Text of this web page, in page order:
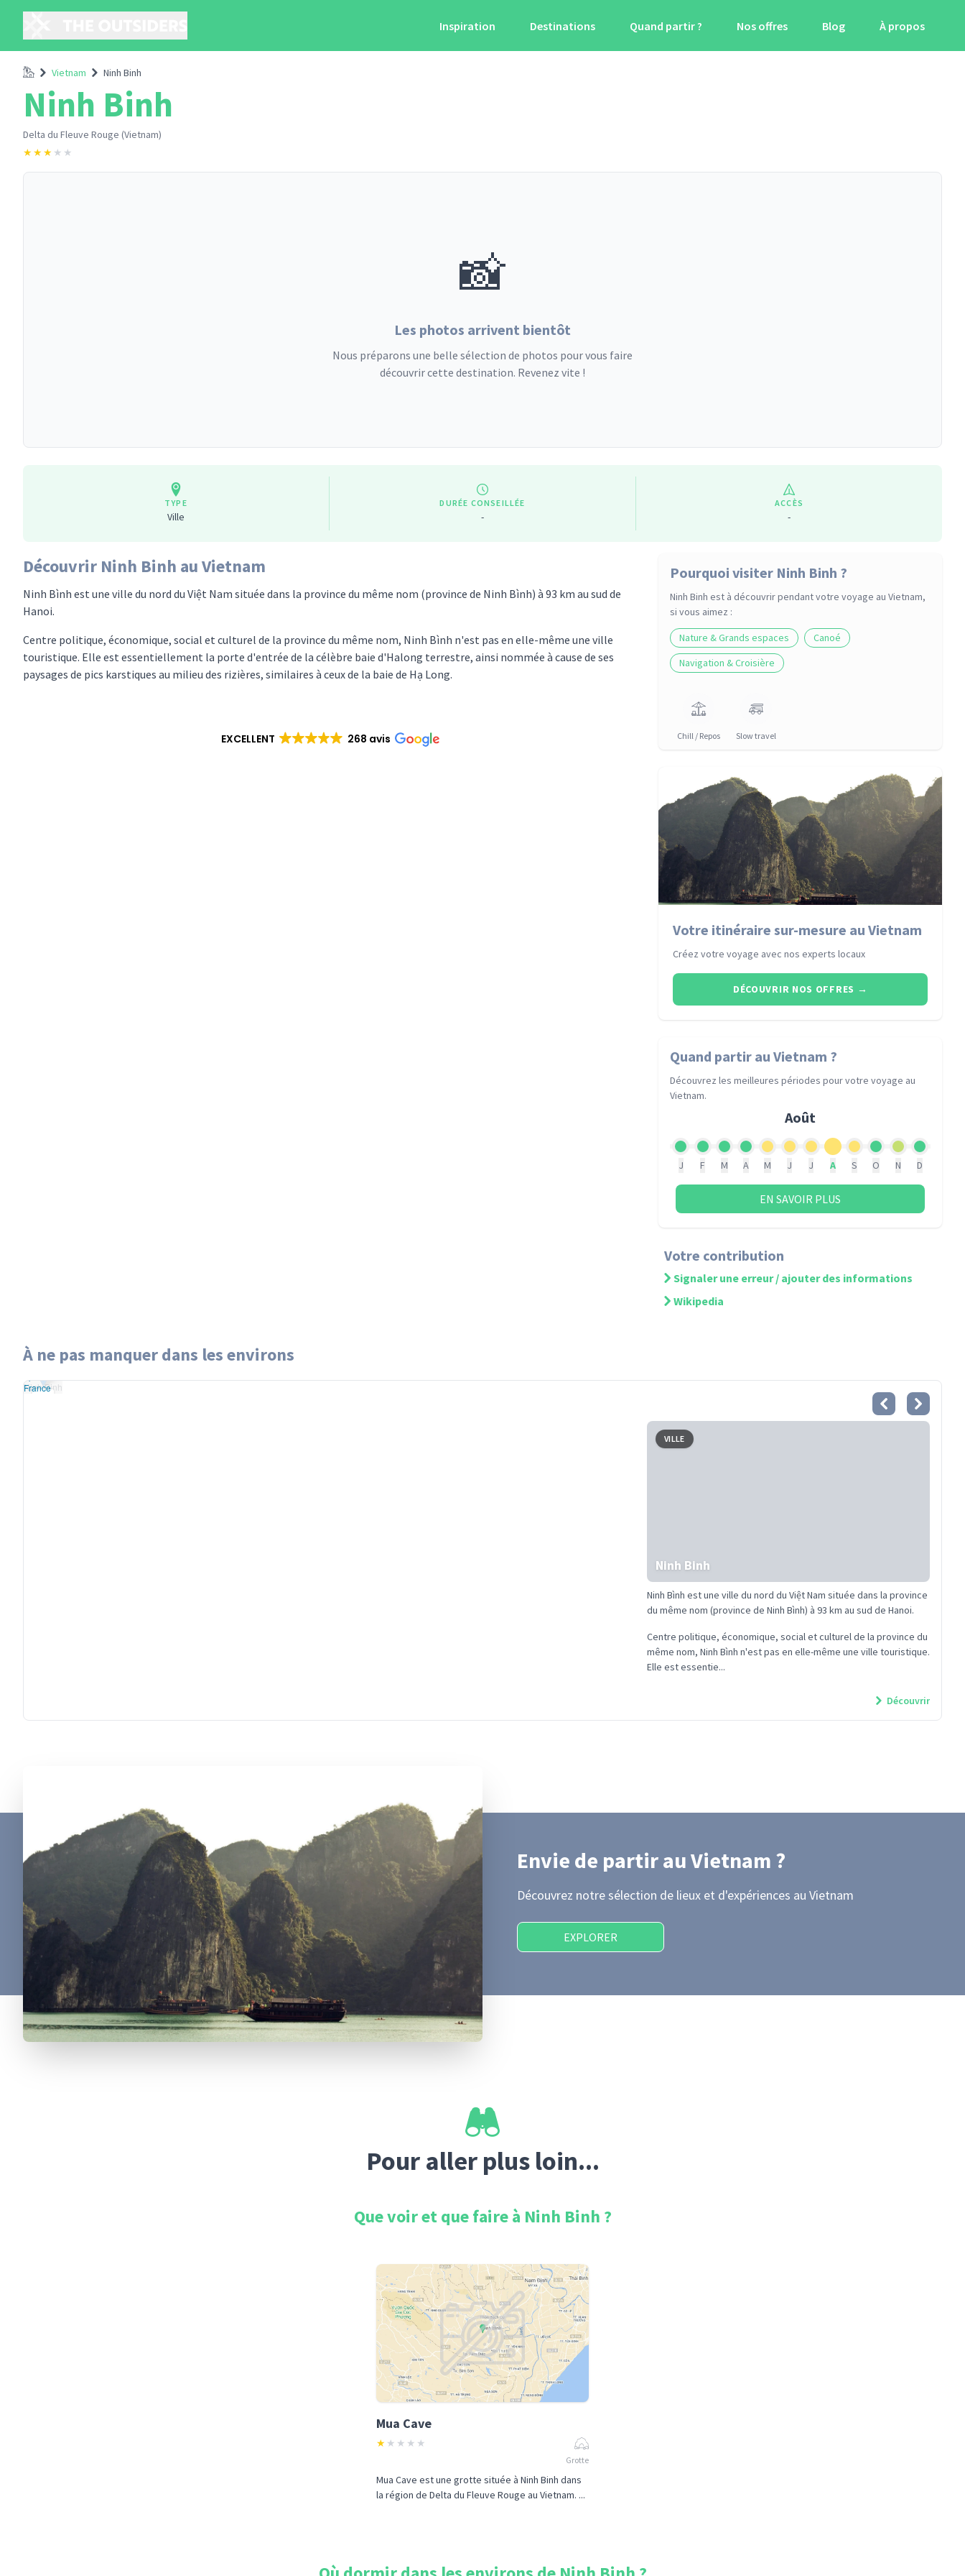
Inspiration Destinations Quand partir ? Nos offres Blog À propos
AccueilVietnam Ninh Binh
Ninh Binh
Delta du Fleuve Rouge (Vietnam)
★★★ ★ ★
📸
Les photos arrivent bientôt
Nous préparons une belle sélection de photos pour vous faire
découvrir cette destination. Revenez vite !
TYPE
Ville
DURÉE CONSEILLÉE
-
ACCÈS
-
Découvrir Ninh Binh au Vietnam
Ninh Bình est une ville du nord du Việt Nam située dans la province du même nom (province de Ninh Bình) à 93 km au sud de
Hanoi.
Centre politique, économique, social et culturel de la province du même nom, Ninh Bình n'est pas en elle-même une ville
touristique. Elle est essentiellement la porte d'entrée de la célèbre baie d'Halong terrestre, ainsi nommée à cause de ses
paysages de pics karstiques au milieu des rizières, similaires à ceux de la baie de Hạ Long.
EXCELLENT 268 avis
Pourquoi visiter Ninh Binh ?
Ninh Binh est à découvrir pendant votre voyage au Vietnam,
si vous aimez :
Nature & Grands espaces
Canoé
Navigation & Croisière
Chill / Repos Slow travel
Votre itinéraire sur-mesure au Vietnam
Créez votre voyage avec nos experts locaux
DÉCOUVRIR NOS OFFRES →
Quand partir au Vietnam ?
Découvrez les meilleures périodes pour votre voyage au
Vietnam.
Août
J F M A M J J A S O N D
EN SAVOIR PLUS
Votre contribution
Signaler une erreur / ajouter des informations
Wikipedia
À ne pas manquer dans les environs
données ©
OSM France
Ninh Binh
VILLE
Ninh Binh
Ninh Bình est une ville du nord du Việt Nam située dans la province
du même nom (province de Ninh Bình) à 93 km au sud de Hanoi.
Centre politique, économique, social et culturel de la province du
même nom, Ninh Bình n'est pas en elle-même une ville touristique.
Elle est essentie...
Découvrir
Envie de partirau Vietnam ?
Découvrez notre sélection de lieux et d'expériences au Vietnam
EXPLORER
Pour aller plus loin...
Que voir et que faire à Ninh Binh ?
Mua Cave
★ ★ ★ ★ ★
Grotte
Mua Cave est une grotte située à Ninh Binh dans
la région de Delta du Fleuve Rouge au Vietnam. ...